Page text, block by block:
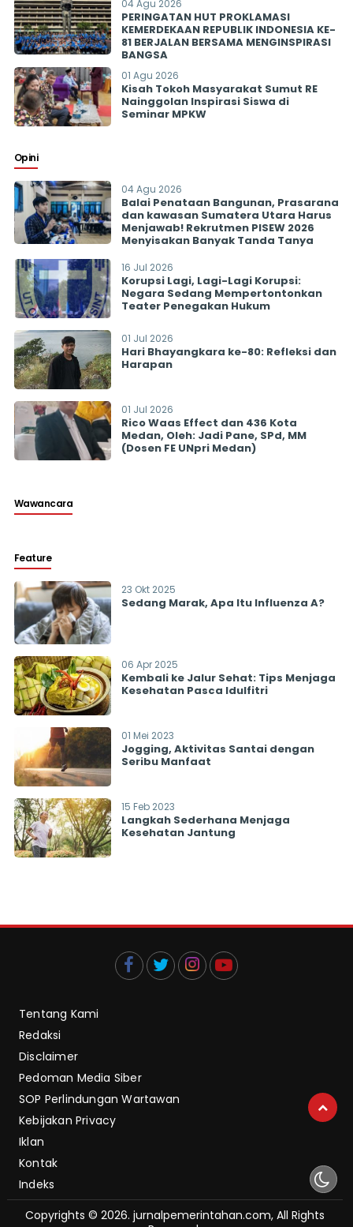
04 Agu 2026
PERINGATAN HUT PROKLAMASI
KEMERDEKAAN REPUBLIK INDONESIA KE-
81 BERJALAN BERSAMA MENGINSPIRASI
BANGSA
01 Agu 2026
Kisah Tokoh Masyarakat Sumut RE
Nainggolan Inspirasi Siswa di
Seminar MPKW
Opini
04 Agu 2026
Balai Penataan Bangunan, Prasarana
dan kawasan Sumatera Utara Harus
Menjawab! Rekrutmen PISEW 2026
Menyisakan Banyak Tanda Tanya
16 Jul 2026
Korupsi Lagi, Lagi-Lagi Korupsi:
Negara Sedang Mempertontonkan
Teater Penegakan Hukum
01 Jul 2026
Hari Bhayangkara ke-80: Refleksi dan
Harapan
01 Jul 2026
Rico Waas Effect dan 436 Kota
Medan, Oleh: Jadi Pane, SPd, MM
(Dosen FE UNpri Medan)
Wawancara
Feature
23 Okt 2025
Sedang Marak, Apa Itu Influenza A?
06 Apr 2025
Kembali ke Jalur Sehat: Tips Menjaga
Kesehatan Pasca Idulfitri
01 Mei 2023
Jogging, Aktivitas Santai dengan
Seribu Manfaat
15 Feb 2023
Langkah Sederhana Menjaga
Kesehatan Jantung
Tentang Kami
Redaksi
Disclaimer
Pedoman Media Siber
SOP Perlindungan Wartawan
Kebijakan Privacy
Iklan
Kontak
Indeks
Copyrights © 2026. jurnalpemerintahan.com, All Rights